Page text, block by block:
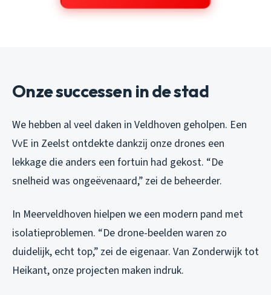
Onze successen in de stad
We hebben al veel daken in Veldhoven geholpen. Een
VvE in Zeelst ontdekte dankzij onze drones een
lekkage die anders een fortuin had gekost. “De
snelheid was ongeëvenaard,” zei de beheerder.
In Meerveldhoven hielpen we een modern pand met
isolatieproblemen. “De drone-beelden waren zo
duidelijk, echt top,” zei de eigenaar. Van Zonderwijk tot
Heikant, onze projecten maken indruk.